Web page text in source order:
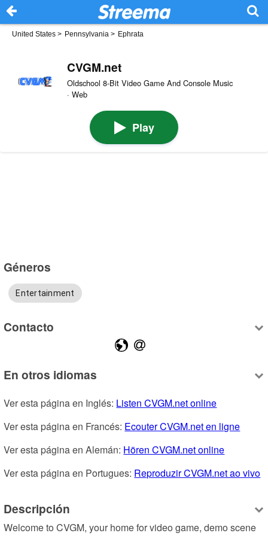
United States > Pennsylvania > Ephrata
CVGM.net
Oldschool 8-Bit Video Game And Console Music
· Web
Play
Géneros
Entertainment
Contacto
En otros idiomas
Ver esta página en Inglés: Listen CVGM.net online
Ver esta página en Francés: Ecouter CVGM.net en ligne
Ver esta página en Alemán: Hören CVGM.net online
Ver esta página en Portugues: Reproduzir CVGM.net ao vivo
Descripción
Welcome to CVGM, your home for video game, demo scene